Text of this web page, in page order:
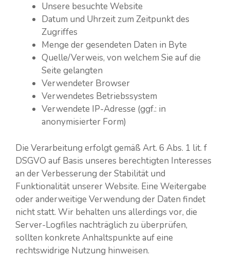
Unsere besuchte Website
Datum und Uhrzeit zum Zeitpunkt des
Zugriffes
Menge der gesendeten Daten in Byte
Quelle/Verweis, von welchem Sie auf die
Seite gelangten
Verwendeter Browser
Verwendetes Betriebssystem
Verwendete IP-Adresse (ggf.: in
anonymisierter Form)
Die Verarbeitung erfolgt gemäß Art. 6 Abs. 1 lit. f
DSGVO auf Basis unseres berechtigten Interesses
an der Verbesserung der Stabilität und
Funktionalität unserer Website. Eine Weitergabe
oder anderweitige Verwendung der Daten findet
nicht statt. Wir behalten uns allerdings vor, die
Server-Logfiles nachträglich zu überprüfen,
sollten konkrete Anhaltspunkte auf eine
rechtswidrige Nutzung hinweisen.